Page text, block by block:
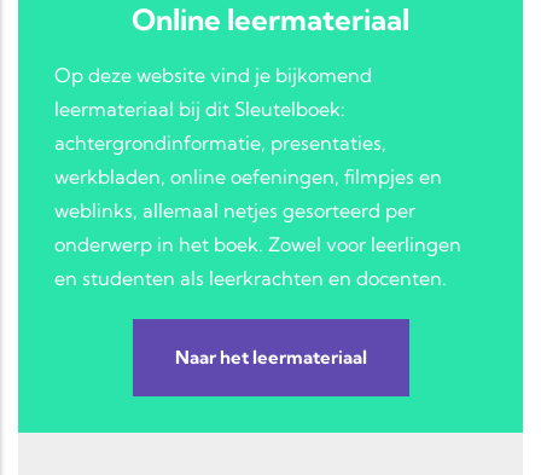
Online leermateriaal
Op deze website vind je bijkomend
leermateriaal bij dit Sleutelboek:
achtergrondinformatie, presentaties,
werkbladen, online oefeningen, filmpjes en
weblinks, allemaal netjes gesorteerd per
onderwerp in het boek. Zowel voor leerlingen
en studenten als leerkrachten en docenten.
Naar het leermateriaal